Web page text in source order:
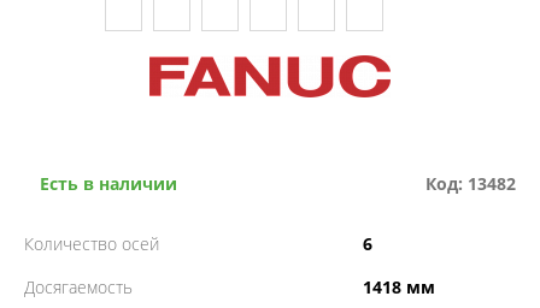
Есть в наличии Код: 13482
Количество осей
6
Досягаемость
1418 мм